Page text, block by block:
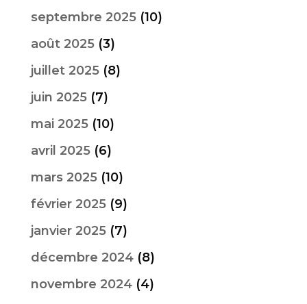
septembre 2025(10)
août 2025(3)
juillet 2025(8)
juin 2025(7)
mai 2025(10)
avril 2025(6)
mars 2025(10)
février 2025(9)
janvier 2025(7)
décembre 2024(8)
novembre 2024(4)